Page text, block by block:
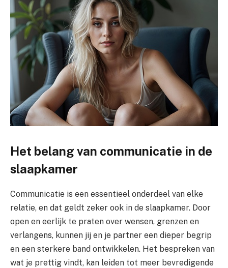
Het belang van communicatie in de
slaapkamer
Communicatie is een essentieel onderdeel van elke
relatie, en dat geldt zeker ook in de slaapkamer. Door
open en eerlijk te praten over wensen, grenzen en
verlangens, kunnen jij en je partner een dieper begrip
en een sterkere band ontwikkelen. Het bespreken van
wat je prettig vindt, kan leiden tot meer bevredigende